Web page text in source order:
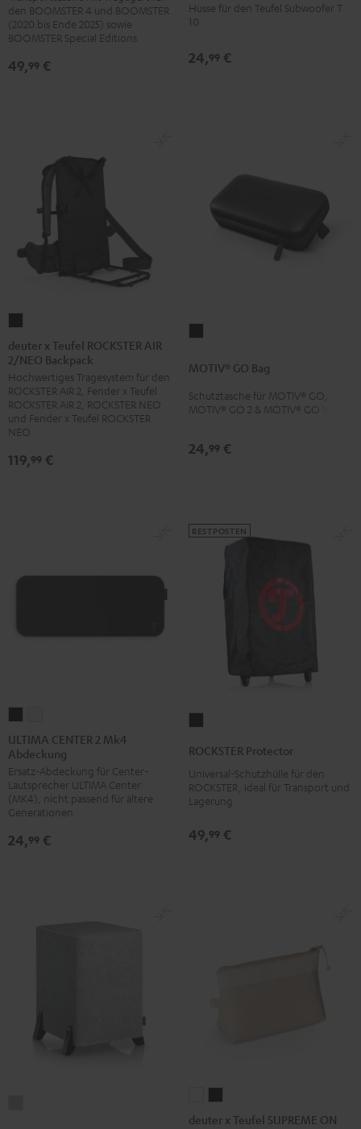
den BOOMSTER 4 und BOOMSTER
(2020 bis Ende 2025) sowie
BOOMSTER Special Editions
49,99 €
SLEEVE
Husse für den Teufel Subwoofer T
10
24,99 €
Teufel
ROCKSTER
AIR
2/NEO
Backpack
Schwarz
deuter x Teufel ROCKSTER AIR
2/NEO Backpack
Hochwertiges Tragesystem für den
ROCKSTER AIR 2, Fender x Teufel
ROCKSTER AIR 2, ROCKSTER NEO
und Fender x Teufel ROCKSTER
NEO
119,99 €
Bag
Schwarz
MOTIV® GO Bag
Schutztasche für MOTIV® GO,
MOTIV® GO 2 & MOTIV® GO VOICE
24,99 €
CENTER
2
Mk4
Abdeckung
Schwarz
CENTER
2
Mk4
Abdeckung
Weiß
ULTIMA CENTER 2 Mk4
Abdeckung
Ersatz-Abdeckung für Center-
Lautsprecher ULTIMA Center
(MK4), nicht passend für ältere
Generationen
24,99 €
Schwarz
ROCKSTER Protector
Universal-Schutzhülle für den
ROCKSTER, ideal für Transport und
Lagerung
RESTPOSTEN
49,99 €
deuter x Teufel SUPREME ON